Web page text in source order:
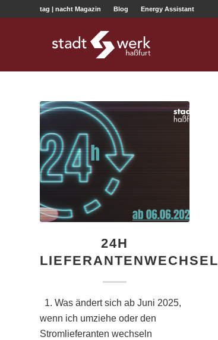
tag | nacht Magazin Blog Energy Assistant
24H
LIEFERANTENWECHSEL
1. Was ändert sich ab Juni 2025,
wenn ich umziehe oder den
Stromlieferanten wechseln